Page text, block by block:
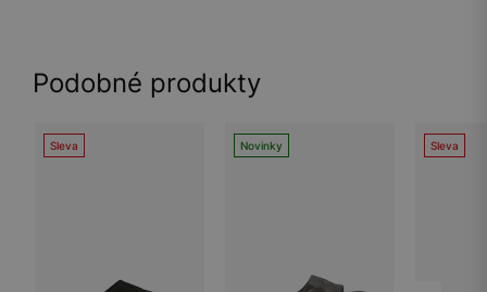
Podobné produkty
Sleva Novinky Sleva